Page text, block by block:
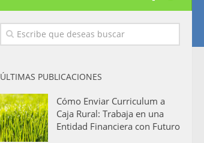
ÚLTIMAS PUBLICACIONES
Cómo Enviar Curriculum a
Caja Rural: Trabaja en una
Entidad Financiera con Futuro